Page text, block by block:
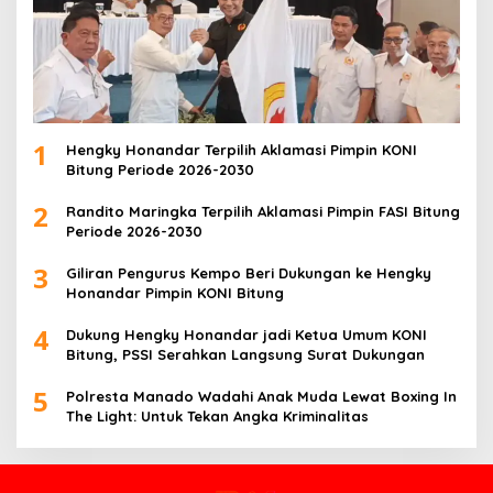
1
Hengky Honandar Terpilih Aklamasi Pimpin KONI
Bitung Periode 2026-2030
2
Randito Maringka Terpilih Aklamasi Pimpin FASI Bitung
Periode 2026-2030
3
Giliran Pengurus Kempo Beri Dukungan ke Hengky
Honandar Pimpin KONI Bitung
4
Dukung Hengky Honandar jadi Ketua Umum KONI
Bitung, PSSI Serahkan Langsung Surat Dukungan
5
Polresta Manado Wadahi Anak Muda Lewat Boxing In
The Light: Untuk Tekan Angka Kriminalitas